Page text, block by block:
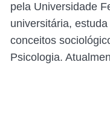
pela Universidade
universitária,
conceitos
Psicologia.